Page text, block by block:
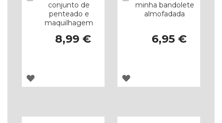
conjunto de
penteado e
maquilhagem
8,99 €
ADICIONAR
minha bandolete
almofadada
6,95 €
ADICIONAR